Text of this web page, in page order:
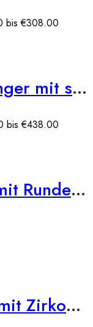
bis €308.00
585er Weißgold Anhänger mit synth. Rubin
bis €438.00
585er Gold Halskette mit Runden Zirkonia Anhänger Ø20
585er Gold Anhänger mit Zirkonia Steine